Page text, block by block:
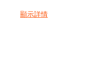
顯示詳情